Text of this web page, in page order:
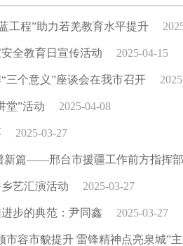
程”助力若羌教育水平提升
全教育日宣传活动 2025-04-15
三个意义”座谈会在我市召开
堂”活动 2025-04-08
2025-03-27
新篇——邢台市援疆工作前方指挥
艺汇演活动 2025-03-27
步的典范：尹同鑫 2025-03-27
市容市貌提升 雷锋精神点亮泉城”